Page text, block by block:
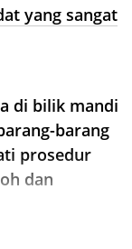
yang sangat
di bilik mandi
barang
prosedur
dan